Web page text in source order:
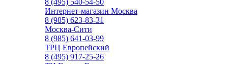
8 (495) 540-54-50
Интернет-магазин Москва
8 (985) 623-83-31
Москва-Сити
8 (985) 641-03-99
ТРЦ Европейский
8 (495) 917-25-26